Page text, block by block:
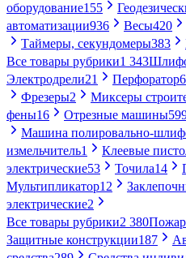
оборудование155
автоматизации936 Весы420
Таймеры, секундомеры383
Все товары рубрики1 343
Электродрели21 Перфоратор6
Фрезеры2 Миксеры
фены16 Отрезные машины
Машина полировально-
измельчитель1 Клеевые
электрические53 Точила14
Мультипликатор12
электрические2
Все товары рубрики2 380
Защитные конструкции187